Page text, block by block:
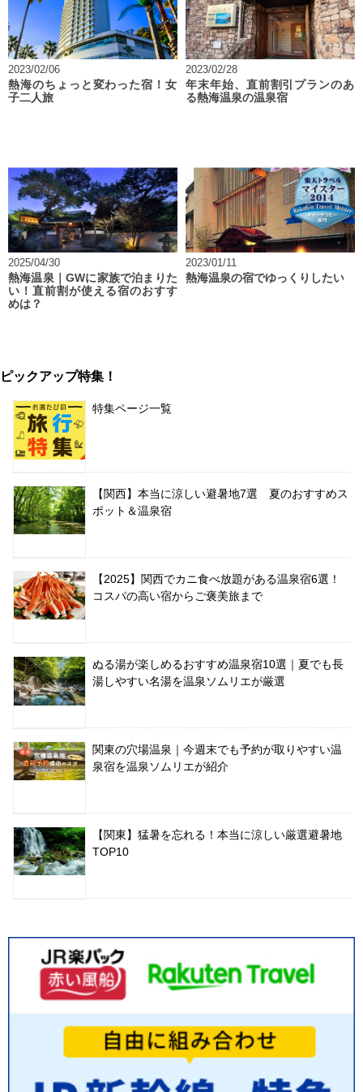
2023/02/06
熱海のちょっと変わった宿！女
子二人旅
2023/02/28
年末年始、直前割引プランのあ
る熱海温泉の温泉宿
2025/04/30
熱海温泉｜GWに家族で泊まりた
い！直前割が使える宿のおすす
めは？
2023/01/11
熱海温泉の宿でゆっくりしたい
ピックアップ特集！
特集ページ一覧
【関西】本当に涼しい避暑地7選 夏のおすすめス
ポット＆温泉宿
【2025】関西でカニ食べ放題がある温泉宿6選！
コスパの高い宿からご褒美旅まで
ぬる湯が楽しめるおすすめ温泉宿10選｜夏でも長
湯しやすい名湯を温泉ソムリエが厳選
関東の穴場温泉｜今週末でも予約が取りやすい温
泉宿を温泉ソムリエが紹介
【関東】猛暑を忘れる！本当に涼しい厳選避暑地
TOP10